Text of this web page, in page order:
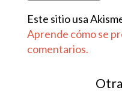
Este sitio usa
Aprende cómo se
comentarios.